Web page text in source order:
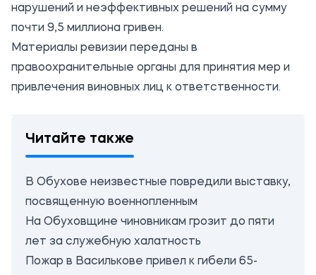
нарушений и неэффективных решений на сумму
почти 9,5 миллиона гривен.
Материалы ревизии переданы в
правоохранительные органы для принятия мер и
привлечения виновных лиц к ответственности.
Читайте также
В Обухове неизвестные повредили выставку,
посвященную военнопленным
На Обуховщине чиновникам грозит до пяти
лет за служебную халатность
Пожар в Василькове привел к гибели 65-